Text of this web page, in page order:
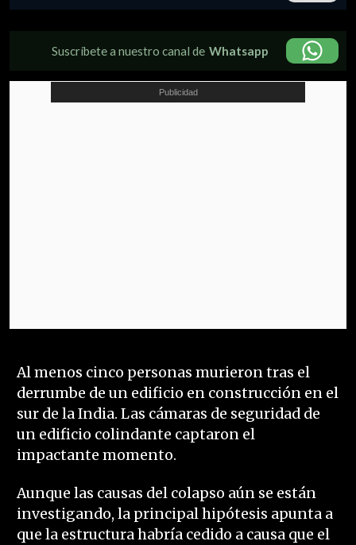
Suscríbete a nuestro canal de Whatsapp
Al menos cinco personas murieron tras el
derrumbe de un edificio en construcción en el
sur de la India. Las cámaras de seguridad de
un edificio colindante captaron el
impactante momento.
Aunque las causas del colapso aún se están
investigando, la principal hipótesis apunta a
que la estructura habría cedido a causa que el